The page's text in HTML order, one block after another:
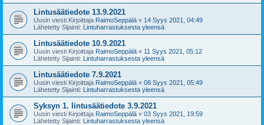
Lintusäätiedote 13.9.2021
Uusin viesti Kirjoittaja RaimoSeppälä « 14 Syys 2021, 04:49
Lähetetty Sijainti: Lintuharrastuksesta yleensä
Lintusäätiedote 10.9.2021
Uusin viesti Kirjoittaja RaimoSeppälä « 11 Syys 2021, 05:12
Lähetetty Sijainti: Lintuharrastuksesta yleensä
Lintusäätiedote 7.9.2021
Uusin viesti Kirjoittaja RaimoSeppälä « 08 Syys 2021, 05:49
Lähetetty Sijainti: Lintuharrastuksesta yleensä
Syksyn 1. lintusäätiedote 3.9.2021
Uusin viesti Kirjoittaja RaimoSeppälä « 03 Syys 2021, 19:59
Lähetetty Sijainti: Lintuharrastuksesta yleensä